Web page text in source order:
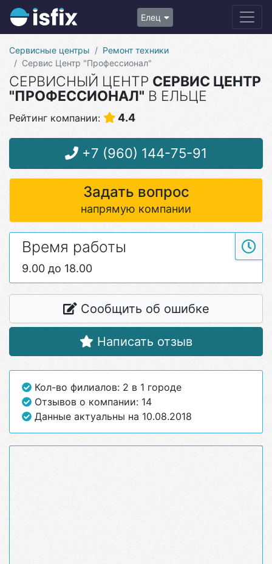
Елец
Сервисные центры
Ремонт техники
Сервис Центр "Профессионал"
СЕРВИСНЫЙ ЦЕНТР СЕРВИС ЦЕНТР
"ПРОФЕССИОНАЛ" В ЕЛЬЦЕ
Рейтинг компании: 4.4
+7 (960) 144-75-91
Задать вопрос
напрямую компании
Время работы
9.00 до 18.00
Сообщить об ошибке
Написать отзыв
Кол-во филиалов: 2 в 1 городе
Отзывов о компании: 14
Данные актуальны на 10.08.2018